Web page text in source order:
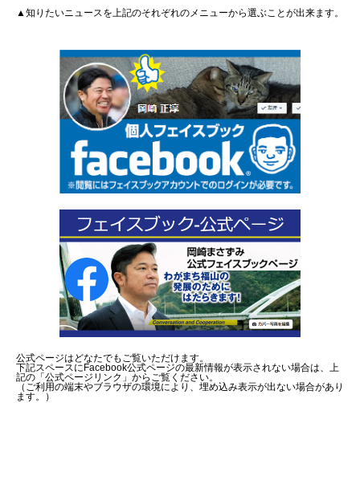
▲知りたいニュースを上記のそれぞれのメニューから選ぶことが出来ます。
公式ページはどなたでもご覧いただけます。
下記スペースにFacebook公式ページの最新情報が表示されない場合は、上
記の「公式ページリンク」からご覧ください。
（ご利用の端末やブラウザの環境により、埋め込み表示が出ない場合があり
ます。）